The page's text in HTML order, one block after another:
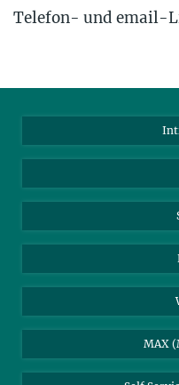
Telefon- und email-
85748 Garching, Germany
MAX